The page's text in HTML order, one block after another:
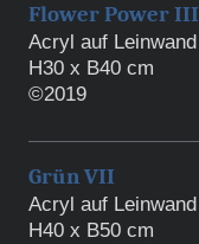
Flower Power III
Acryl auf Leinwand
H30 x B40 cm
©2019
Grün VII
Acryl auf Leinwand
H40 x B50 cm